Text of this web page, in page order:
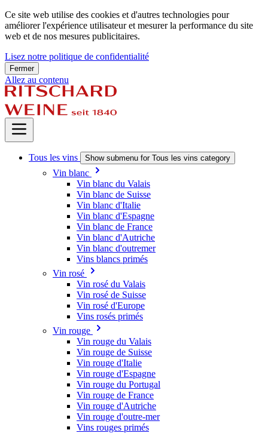
Ce site web utilise des cookies et d'autres technologies pour
améliorer l'expérience utilisateur et mesurer la performance du site
web et de nos mesures publicitaires.
Lisez notre politique de confidentialité
Fermer
Allez au contenu
Tous les vins Show submenu for Tous les vins category
Vin blanc
Vin blanc du Valais
Vin blanc de Suisse
Vin blanc d'Italie
Vin blanc d'Espagne
Vin blanc de France
Vin blanc d'Autriche
Vin blanc d'outremer
Vins blancs primés
Vin rosé
Vin rosé du Valais
Vin rosé de Suisse
Vin rosé d'Europe
Vins rosés primés
Vin rouge
Vin rouge du Valais
Vin rouge de Suisse
Vin rouge d'Italie
Vin rouge d'Espagne
Vin rouge du Portugal
Vin rouge de France
Vin rouge d'Autriche
Vin rouge d'outre-mer
Vins rouges primés